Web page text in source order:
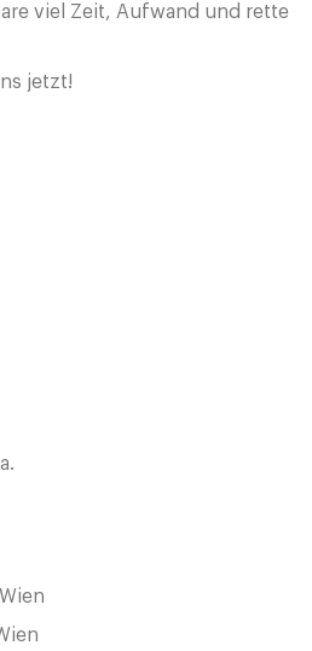
viel Zeit, Aufwand und rette
jetzt!